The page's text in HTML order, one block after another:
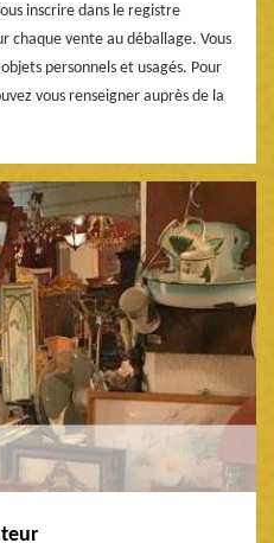
inscrire dans le registre
chaque vente au déballage. Vous
personnels et usagés. Pour
vous renseigner auprès de la